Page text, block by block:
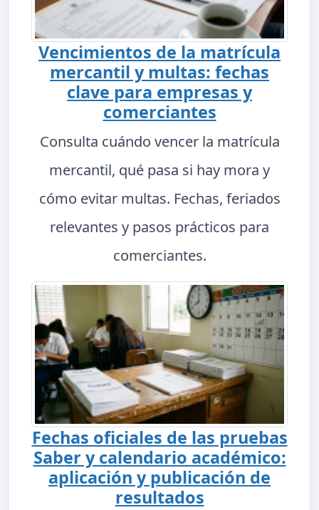
Vencimientos de la matrícula
mercantil y multas: fechas
clave para empresas y
comerciantes
Consulta cuándo vencer la matrícula
mercantil, qué pasa si hay mora y
cómo evitar multas. Fechas, feriados
relevantes y pasos prácticos para
comerciantes.
Fechas oficiales de las pruebas
Saber y calendario académico:
aplicación y publicación de
resultados